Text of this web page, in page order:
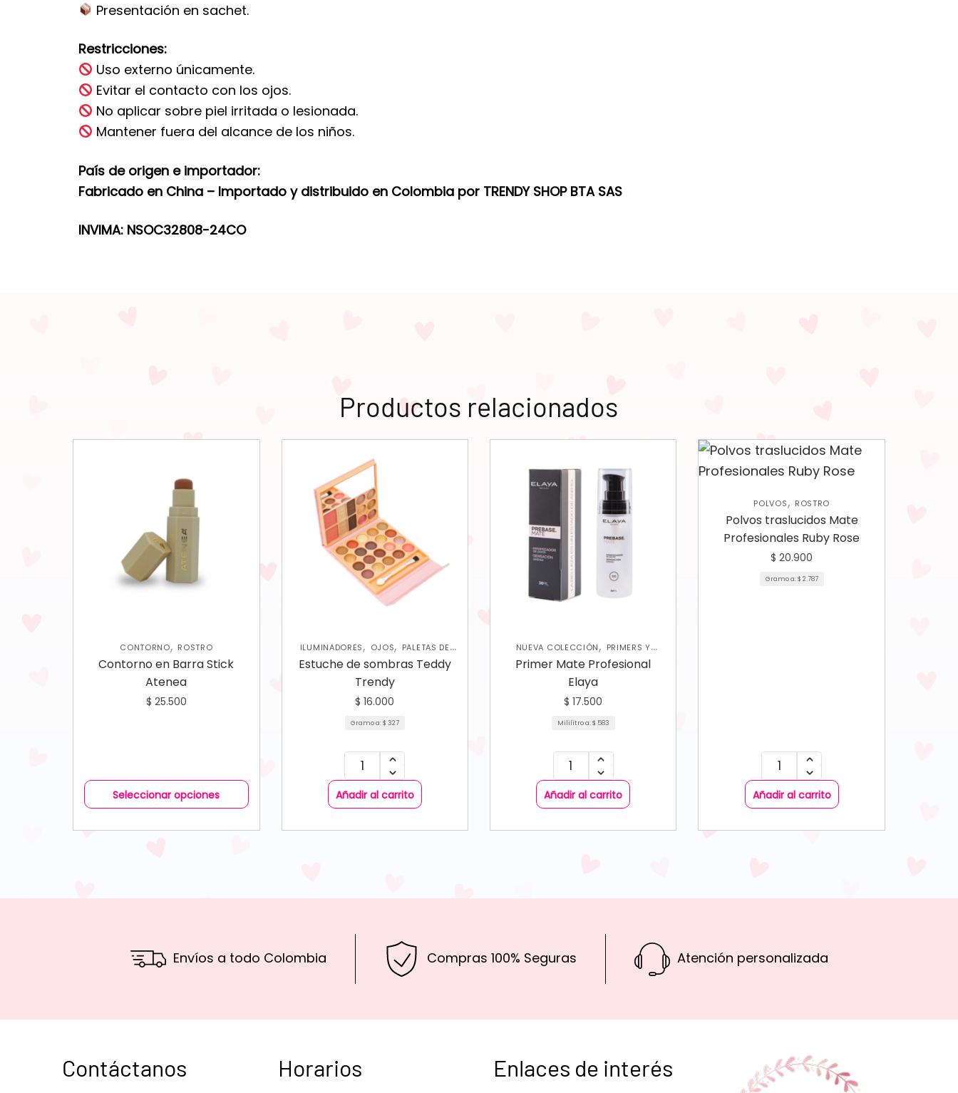
Presentación en sachet.
Restricciones:
Uso externo únicamente.
Evitar el contacto con los ojos.
No aplicar sobre piel irritada o lesionada.
Mantener fuera del alcance de los niños.
País de origen e importador:
Fabricado en China – Importado y distribuido en Colombia por TRENDY SHOP BTA SAS
INVIMA: NSOC32808-24CO
Productos relacionados
CONTORNO, ROSTRO
Contorno en Barra Stick
Atenea
$ 25.500
Seleccionar opciones
ILUMINADORES, OJOS, PALETAS DE
SOMBRAS,ROSTRO,RUBORES
Estuche de sombras Teddy
Trendy
$ 16.000
Gramo a:$ 327
Añadir al carrito
NUEVA COLECCIÓN, PRIMERS Y
FIJADORES ,ROSTRO
Primer Mate Profesional
Elaya
$ 17.500
Mililitro a:$ 583
Añadir al carrito
POLVOS, ROSTRO
Polvos traslucidos Mate
Profesionales Ruby Rose
$ 20.900
Gramo a:$ 2.787
Añadir al carrito
Envíos a todo Colombia Compras 100% Seguras Atención personalizada
Contáctanos Horarios Enlaces de interés